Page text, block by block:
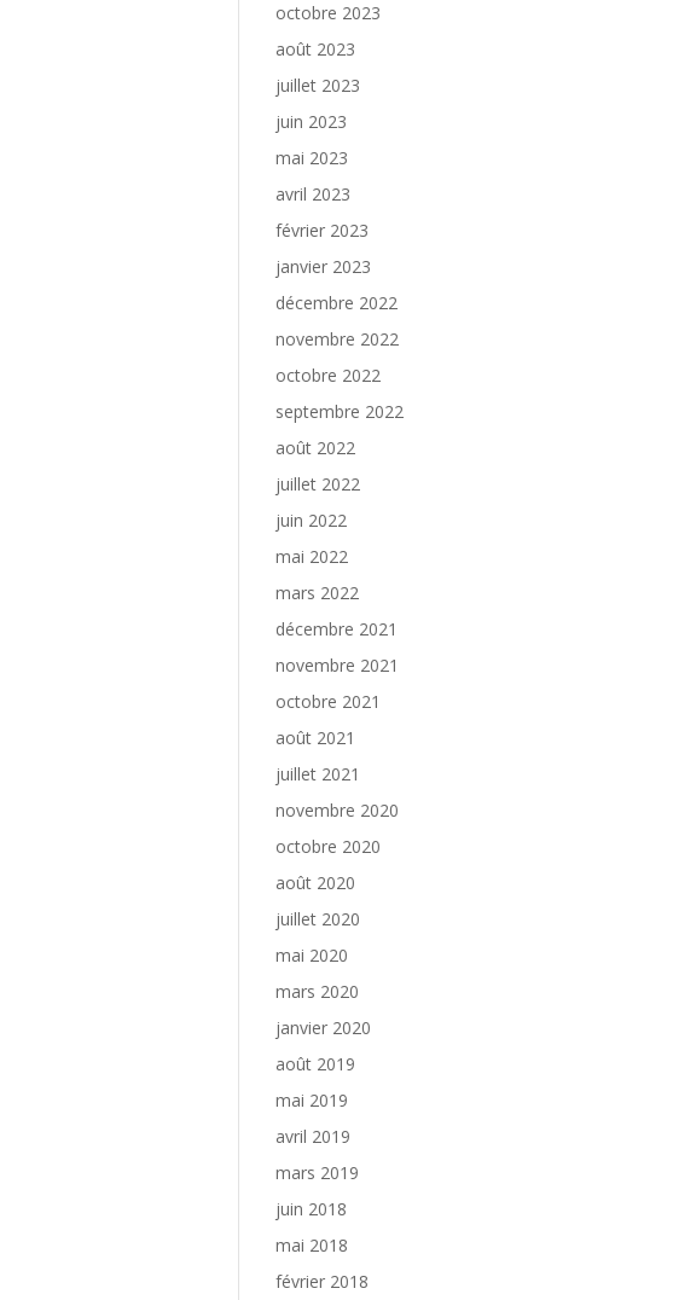
octobre 2023
août 2023
juillet 2023
juin 2023
mai 2023
avril 2023
février 2023
janvier 2023
décembre 2022
novembre 2022
octobre 2022
septembre 2022
août 2022
juillet 2022
juin 2022
mai 2022
mars 2022
décembre 2021
novembre 2021
octobre 2021
août 2021
juillet 2021
novembre 2020
octobre 2020
août 2020
juillet 2020
mai 2020
mars 2020
janvier 2020
août 2019
mai 2019
avril 2019
mars 2019
juin 2018
mai 2018
février 2018